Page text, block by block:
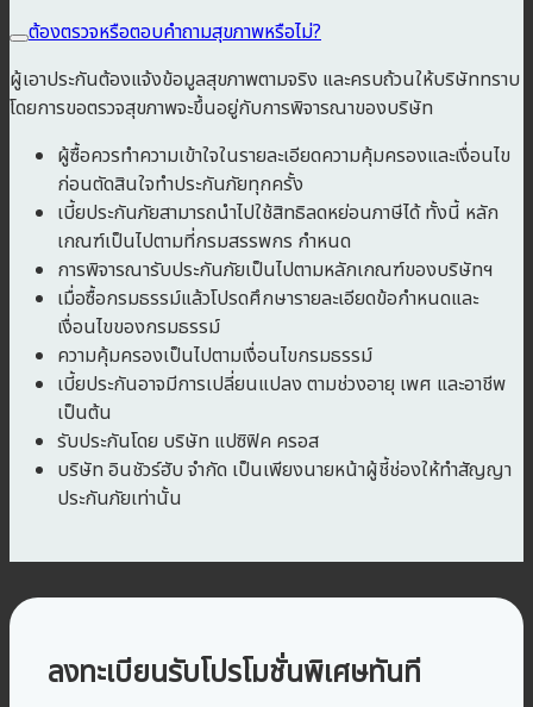
ต้องตรวจหรือตอบคำถามสุขภาพหรือไม่?
ผู้เอาประกันต้องแจ้งข้อมูลสุขภาพตามจริง และครบถ้วนให้บริษัททราบ
โดยการขอตรวจสุขภาพจะขึ้นอยู่กับการพิจารณาของบริษัท
ผู้ซื้อควรทำความเข้าใจในรายละเอียดความคุ้มครองและเงื่อนไข
ก่อนตัดสินใจทำประกันภัยทุกครั้ง
เบี้ยประกันภัยสามารถนำไปใช้สิทธิลดหย่อนภาษีได้ ทั้งนี้ หลัก
เกณฑ์เป็นไปตามที่กรมสรรพกร กำหนด
การพิจารณารับประกันภัยเป็นไปตามหลักเกณฑ์ของบริษัทฯ
เมื่อซื้อกรมธรรม์แล้วโปรดศึกษารายละเอียดข้อกำหนดและ
เงื่อนไขของกรมธรรม์
ความคุ้มครองเป็นไปตามเงื่อนไขกรมธรรม์
เบี้ยประกันอาจมีการเปลี่ยนแปลง ตามช่วงอายุ เพศ และอาชีพ
เป็นต้น
รับประกันโดย บริษัท แปซิฟิค ครอส
บริษัท อินชัวร์ฮับ จำกัด เป็นเพียงนายหน้าผู้ชี้ช่องให้ทำสัญญา
ประกันภัยเท่านั้น
ลงทะเบียนรับโปรโมชั่นพิเศษทันที